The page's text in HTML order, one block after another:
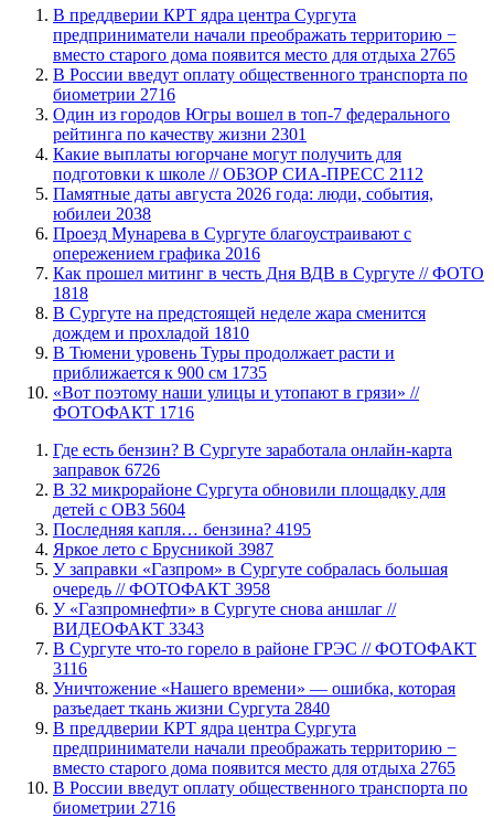
​В преддверии КРТ ядра центра Сургута
предприниматели начали преображать территорию −
вместо старого дома появится место для отдыха 2765
В России введут оплату общественного транспорта по
биометрии 2716
Один из городов Югры вошел в топ-7 федерального
рейтинга по качеству жизни 2301
Какие выплаты югорчане могут получить для
подготовки к школе // ОБЗОР СИА-ПРЕСС 2112
​Памятные даты августа 2026 года: люди, события,
юбилеи 2038
​Проезд Мунарева в Сургуте благоустраивают с
опережением графика 2016
Как прошел митинг в честь Дня ВДВ в Сургуте // ФОТО
1818
В Сургуте на предстоящей неделе жара сменится
дождем и прохладой 1810
В Тюмени уровень Туры продолжает расти и
приближается к 900 см 1735
«Вот поэтому наши улицы и утопают в грязи» //
ФОТОФАКТ 1716
​Где есть бензин? В Сургуте заработала онлайн-карта
заправок 6726
В 32 микрорайоне Сургута обновили площадку для
детей с ОВЗ 5604
​Последняя капля… бензина? 4195
Яркое лето с Брусникой 3987
​У заправки «Газпром» в Сургуте собралась большая
очередь // ФОТОФАКТ 3958
У «Газпромнефти» в Сургуте снова аншлаг //
ВИДЕОФАКТ 3343
​В Сургуте что-то горело в районе ГРЭС // ФОТОФАКТ
3116
​Уничтожение «Нашего времени» — ошибка, которая
разъедает ткань жизни Сургута 2840
​В преддверии КРТ ядра центра Сургута
предприниматели начали преображать территорию −
вместо старого дома появится место для отдыха 2765
В России введут оплату общественного транспорта по
биометрии 2716